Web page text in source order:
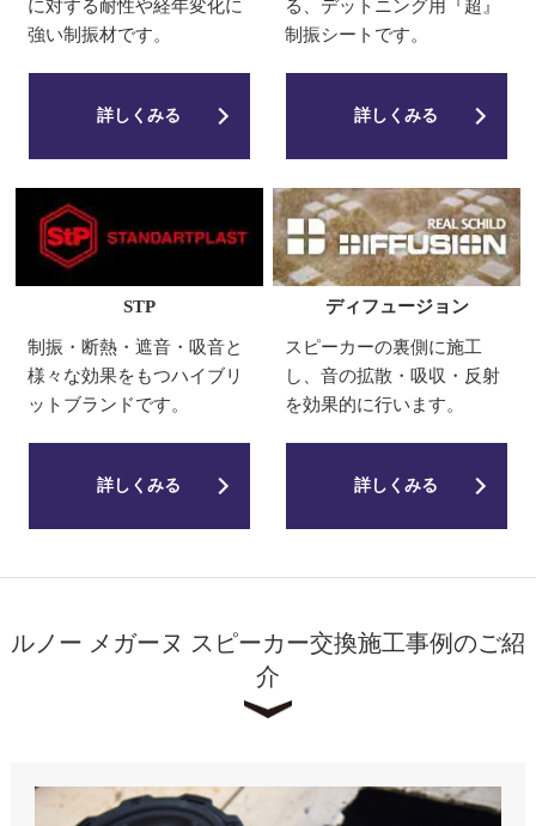
に対する耐性や経年変化に
強い制振材です。
詳しくみる
る、デットニング用『超』
制振シートです。
詳しくみる
STP
制振・断熱・遮音・吸音と
様々な効果をもつハイブリ
ットブランドです。
詳しくみる
ディフュージョン
スピーカーの裏側に施工
し、音の拡散・吸収・反射
を効果的に行います。
詳しくみる
ルノー メガーヌ スピーカー交換施工事例のご紹
介